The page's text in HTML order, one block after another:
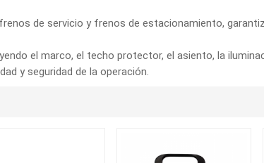
de servicio y frenos de estacionamiento,
el marco, el techo protector, el asiento, la
y seguridad de la operación.